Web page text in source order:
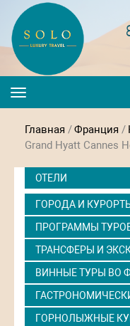
Toggle
navigation
Главная /Франция /
Grand Hyatt Cannes
ОТЕЛИ
ГОРОДА И
ПРОГРАММЫ
ТРАНСФЕРЫ И
ВИННЫЕ ТУРЫ ВО
ГОРНОЛЫЖНЫЕ